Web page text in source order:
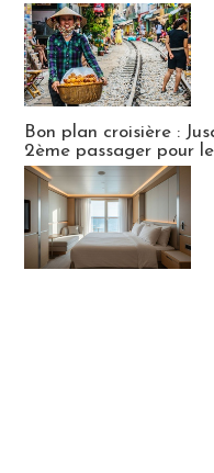
Bon plan croisière :
2ème passager pour